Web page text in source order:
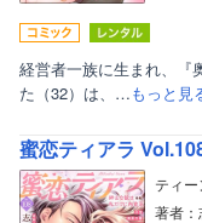
経営者一族に生まれ、『
た（32）は、…もっと見
蜜恋ティアラ
ティ
著者：